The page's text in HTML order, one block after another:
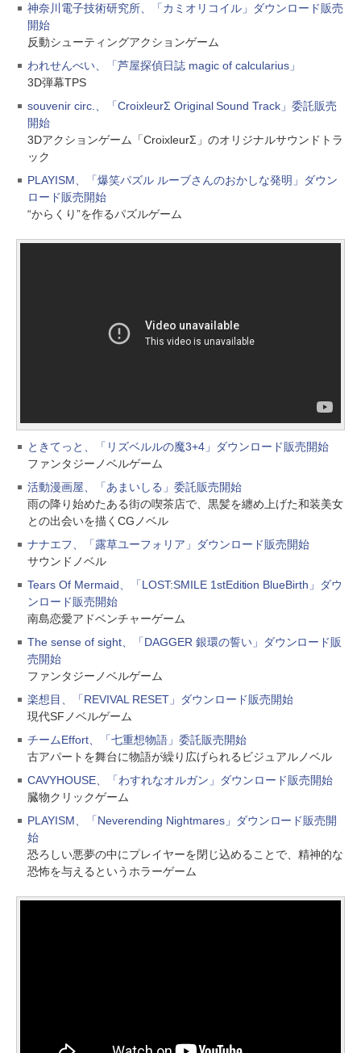
神奈川電子技術研究所、「カミオリコイル」ダウンロード販売
開始
反動シューティングアクションゲーム
われせんべい、「芦屋探偵日誌 magic of calcularius」
3D弾幕TPS
souvenir circ.、「CroixleurΣ Original Sound Track」委託販売
開始
3Dアクションゲーム「CroixleurΣ」のオリジナルサウンドトラ
ック
PLAYISM、「爆笑パズル ルーブさんのおかしな発明」ダウン
ロード販売開始
“からくり”を作るパズルゲーム
ときてっと、「リズベルルの魔3+4」ダウンロード販売開始
ファンタジーノベルゲーム
活動漫画屋、「あまいしる」委託販売開始
雨の降り始めたある街の喫茶店で、黒髪を纏め上げた和装美女
との出会いを描くCGノベル
ナナエフ、「露草ユーフォリア」ダウンロード販売開始
サウンドノベル
Tears Of Mermaid、「LOST:SMILE 1stEdition BlueBirth」ダウ
ンロード販売開始
南島恋愛アドベンチャーゲーム
The sense of sight、「DAGGER 銀環の誓い」ダウンロード販
売開始
ファンタジーノベルゲーム
楽想目、「REVIVAL RESET」ダウンロード販売開始
現代SFノベルゲーム
チームEffort、「七重想物語」委託販売開始
古アパートを舞台に物語が繰り広げられるビジュアルノベル
CAVYHOUSE、「わすれなオルガン」ダウンロード販売開始
臓物クリックゲーム
PLAYISM、「Neverending Nightmares」ダウンロード販売開
始
恐ろしい悪夢の中にプレイヤーを閉じ込めることで、精神的な
恐怖を与えるというホラーゲーム